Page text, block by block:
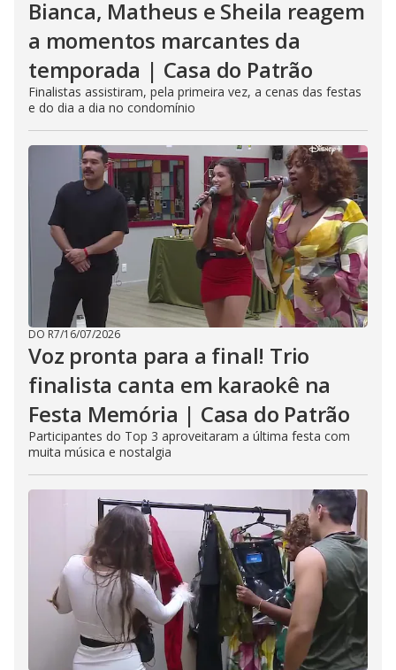
Bianca, Matheus e Sheila reagem
a momentos marcantes da
temporada | Casa do Patrão
Finalistas assistiram, pela primeira vez, a cenas das festas
e do dia a dia no condomínio
DO R7/16/07/2026
Voz pronta para a final! Trio
finalista canta em karaokê na
Festa Memória | Casa do Patrão
Participantes do Top 3 aproveitaram a última festa com
muita música e nostalgia